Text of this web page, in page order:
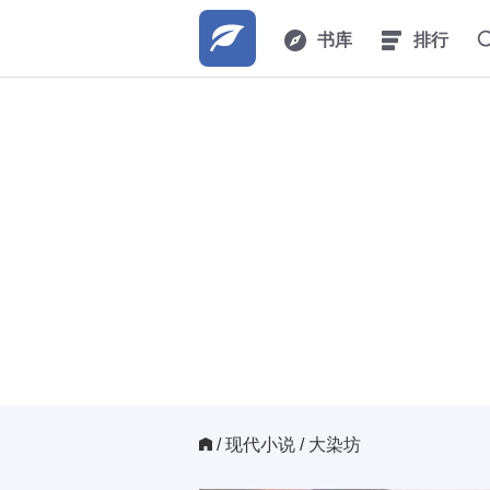
书库 排行
/ 现代小说 / 大染坊